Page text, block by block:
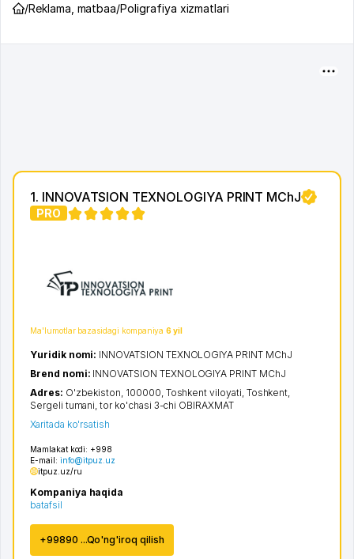
/Reklama, matbaa/Poligrafiya xizmatlari
1. INNOVATSION TEXNOLOGIYA PRINT MChJ
PRO
Ma'lumotlar bazasidagi kompaniya6 yil
Mamlakat kodi: +998
E-mail: info@itpuz.uz
itpuz.uz/ru
Kompaniya haqida
batafsil
+99890 ...Qo'ng'iroq qilish
Yuridik nomi: INNOVATSION TEXNOLOGIYA PRINT MChJ
Brend nomi: INNOVATSION TEXNOLOGIYA PRINT MChJ
Adres: O'zbekiston, 100000, Toshkent viloyati Toshkent
Sergeli tumani ,tor ko'chasi 3-chi OBIRAXMAT
Xaritada ko'rsatish